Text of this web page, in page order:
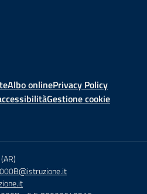
Albo onlinePrivacy Policy
Gestione cookie